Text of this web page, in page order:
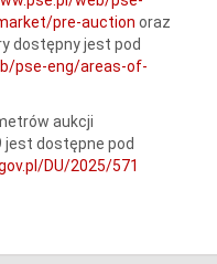
pre-auction oraz
dostępny jest pod
pse-eng/areas-of-
aukcji
jest dostępne pod
DU/2025/571